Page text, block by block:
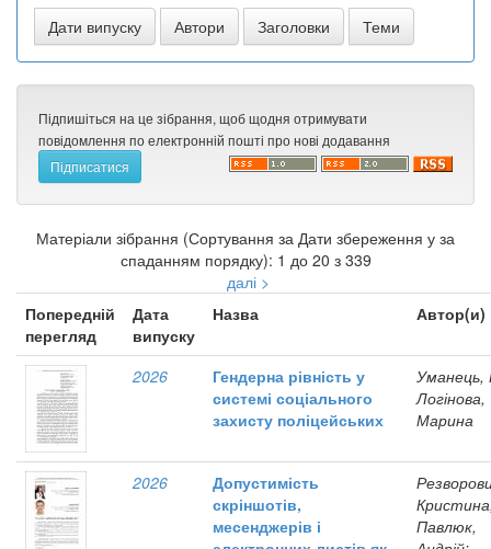
Підпишіться на це зібрання, щоб щодня отримувати
повідомлення по електронній пошті про нові додавання
Матеріали зібрання (Сортування за Дати збереження у за
спаданням порядку): 1 до 20 з 339
далі >
Попередній
перегляд
Дата
випуску
Назва Автор(и)
2026
Гендерна рівність у
системі соціального
захисту поліцейських
Уманець,
Логінова,
Марина
2026
Допустимість
скріншотів,
месенджерів і
Павлюк,